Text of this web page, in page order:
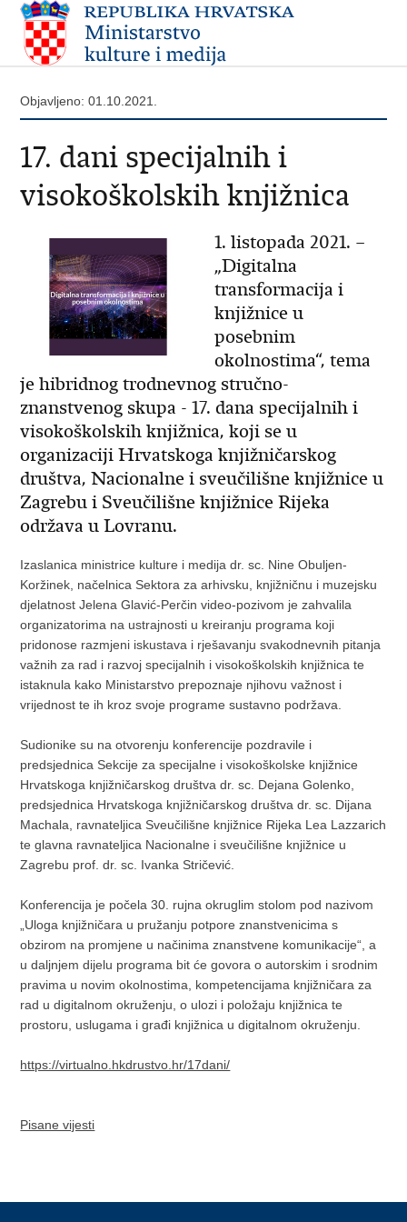
Objavljeno: 01.10.2021.
17. dani specijalnih i
visokoškolskih knjižnica
1. listopada 2021. –
„Digitalna
transformacija i
knjižnice u
posebnim
okolnostima“, tema
je hibridnog trodnevnog stručno-
znanstvenog skupa - 17. dana specijalnih i
visokoškolskih knjižnica, koji se u
organizaciji Hrvatskoga knjižničarskog
društva, Nacionalne i sveučilišne knjižnice u
Zagrebu i Sveučilišne knjižnice Rijeka
održava u Lovranu.
Izaslanica ministrice kulture i medija dr. sc. Nine Obuljen-
Koržinek, načelnica Sektora za arhivsku, knjižničnu i muzejsku
djelatnost Jelena Glavić-Perčin video-pozivom je zahvalila
organizatorima na ustrajnosti u kreiranju programa koji
pridonose razmjeni iskustava i rješavanju svakodnevnih pitanja
važnih za rad i razvoj specijalnih i visokoškolskih knjižnica te
istaknula kako Ministarstvo prepoznaje njihovu važnost i
vrijednost te ih kroz svoje programe sustavno podržava.
Sudionike su na otvorenju konferencije pozdravile i
predsjednica Sekcije za specijalne i visokoškolske knjižnice
Hrvatskoga knjižničarskog društva dr. sc. Dejana Golenko,
predsjednica Hrvatskoga knjižničarskog društva dr. sc. Dijana
Machala, ravnateljica Sveučilišne knjižnice Rijeka Lea Lazzarich
te glavna ravnateljica Nacionalne i sveučilišne knjižnice u
Zagrebu prof. dr. sc. Ivanka Stričević.
Konferencija je počela 30. rujna okruglim stolom pod nazivom
„Uloga knjižničara u pružanju potpore znanstvenicima s
obzirom na promjene u načinima znanstvene komunikacije“, a
u daljnjem dijelu programa bit će govora o autorskim i srodnim
pravima u novim okolnostima, kompetencijama knjižničara za
rad u digitalnom okruženju, o ulozi i položaju knjižnica te
prostoru, uslugama i građi knjižnica u digitalnom okruženju.
https://virtualno.hkdrustvo.hr/17dani/
Pisane vijesti